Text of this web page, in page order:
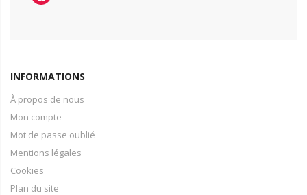
INFORMATIONS
À propos de nous
Mon compte
Mot de passe oublié
Mentions légales
Cookies
Plan du site